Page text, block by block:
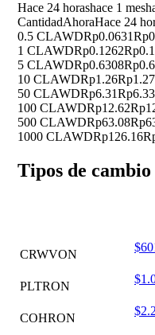
Hace 24 horashace 1 mes
CantidadAhoraHace 24
0.5 CLAWDRp0.0631
1 CLAWDRp0.1262
5 CLAWDRp0.6308
10 CLAWDRp1.26Rp1.27
50 CLAWDRp6.31Rp6.33
100 CLAWDRp12.62
500 CLAWDRp63.08
1000 CLAWDRp126.16
Tipos de
CRWVON
PLTRON
COHRON